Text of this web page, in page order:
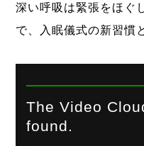
深い呼吸は緊張をほぐ
で、入眠儀式の新習慣
modal
window.
The Video
found.